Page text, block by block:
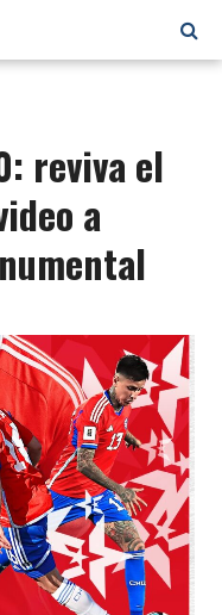
reviva el
a